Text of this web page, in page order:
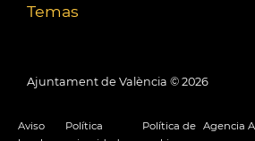
Temas
Ajuntament de València © 2026
Aviso
Política
Política de Agencia